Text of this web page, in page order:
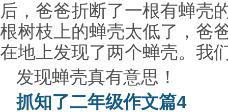
后，爸爸折断了一根有蝉壳
根树枝上的蝉壳太低了，爸
在地上发现了两个蝉壳。我
发现蝉壳真有意思！
抓知了二年级作文篇4